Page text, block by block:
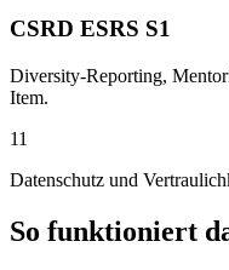
CSRD ESRS S1
Diversity-Reporting,
Item.
11
Datenschutz und
So funktioniert